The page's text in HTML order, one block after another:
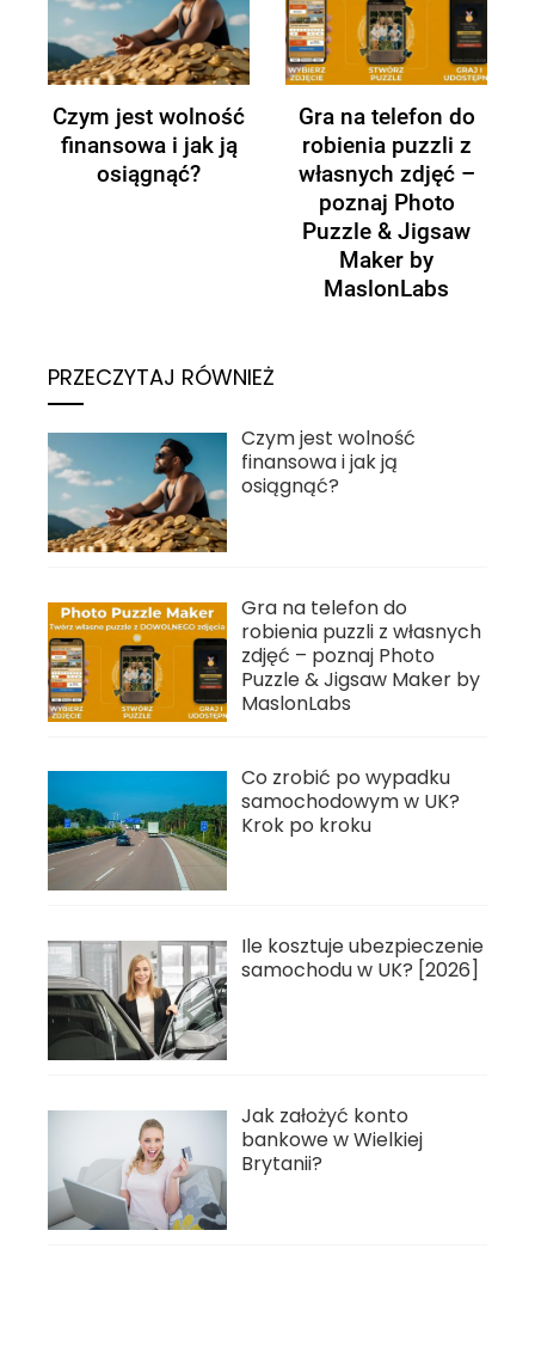
Gra na telefon do
robienia puzzli z
własnych zdjęć –
Jak założyć konto
bankowe w Wielkiej
Brytanii?
PRZECZYTAJ RÓWNIEŻ
Czym jest wolność
finansowa i jak ją
osiągnąć?
Gra na telefon do
robienia puzzli z własnych
zdjęć – poznaj Photo
Puzzle & Jigsaw Maker by
MaslonLabs
Co zrobić po wypadku
samochodowym w UK?
Krok po kroku
Ile kosztuje ubezpieczenie
samochodu w UK? [2026]
Jak założyć konto
bankowe w Wielkiej
Brytanii?